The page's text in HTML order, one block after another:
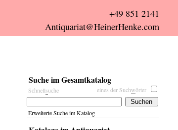
Suche im Gesamtkatalog
eines der Suchwörter
Schnellsuche
Erweiterte Suche im Katalog
+49 851 2141
Antiquariat@HeinerHenke.com